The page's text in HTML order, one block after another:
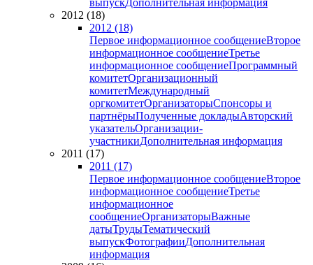
выпускДополнительная информация
2012 (18)
2012 (18)
Первое информационное сообщениеВторое
информационное сообщениеТретье
информационное сообщениеПрограммный
комитетОрганизационный
комитетМеждународный
оргкомитетОрганизаторыСпонсоры и
партнёрыПолученные докладыАвторский
указательОрганизации-
участникиДополнительная информация
2011 (17)
2011 (17)
Первое информационное сообщениеВторое
информационное сообщениеТретье
информационное
сообщениеОрганизаторыВажные
датыТрудыТематический
выпускФотографииДополнительная
информация